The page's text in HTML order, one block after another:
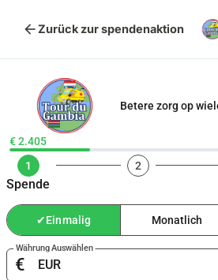
arrow_backZurück zur spendenaktion
Betere zorg op
€ 2.405
1
Spende
2
✔Einmalig Monatlich
Währung Auswählen
€